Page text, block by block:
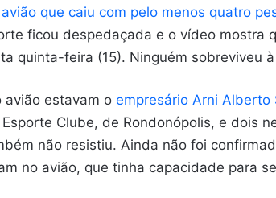
avião que caiu com pelo menos quatro
ficou despedaçada e o vídeo mostra
quinta-feira (15). Ninguém sobreviveu
avião estavam o empresário Arni Alberto
Esporte Clube, de Rondonópolis, e dois
não resistiu. Ainda não foi
no avião, que tinha capacidade para